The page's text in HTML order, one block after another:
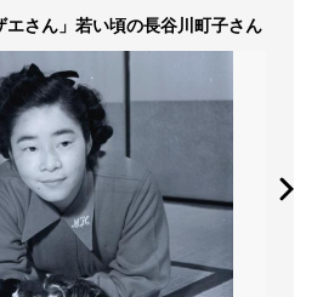
エさん」若い頃の長谷川町子さん